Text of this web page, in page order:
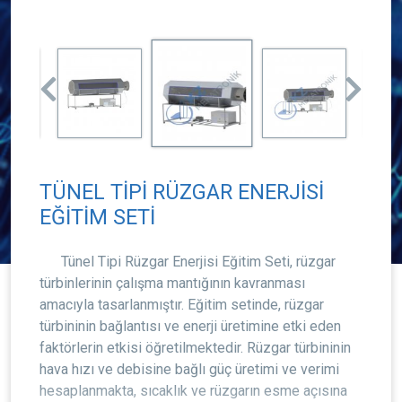
TÜNEL TİPİ RÜZGAR ENERJİSİ
EĞİTİM SETİ
Tünel Tipi Rüzgar Enerjisi Eğitim Seti, rüzgar
türbinlerinin çalışma mantığının kavranması
amacıyla tasarlanmıştır. Eğitim setinde, rüzgar
türbininin bağlantısı ve enerji üretimine etki eden
faktörlerin etkisi öğretilmektedir. Rüzgar türbininin
hava hızı ve debisine bağlı güç üretimi ve verimi
hesaplanmakta, sıcaklık ve rüzgarın esme açısına